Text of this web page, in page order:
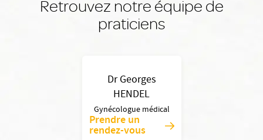
Retrouvez notre équipe de
praticiens
Dr Georges
HENDEL
Gynécologue médical
Prendre un
rendez-vous